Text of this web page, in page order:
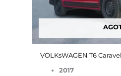
VOLKsWAGEN T6
2017